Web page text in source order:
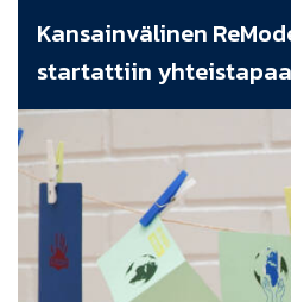
Kansainvälinen
startattiin